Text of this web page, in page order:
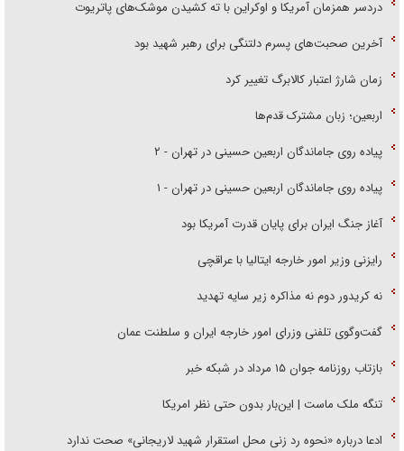
دردسر همزمان آمریکا و اوکراین با ته کشیدن موشک‌های پاتریوت
آخرین صحبت‌های پسرم دلتنگی برای رهبر شهید بود
زمان شارژ اعتبار کالابرگ تغییر کرد
اربعین؛ زبان مشترک قدم‌ها
پیاده روی جاماندگان اربعین حسینی در تهران - ۲
پیاده روی جاماندگان اربعین حسینی در تهران - ۱
آغاز جنگ ایران برای پایان قدرت آمریکا بود
رایزنی وزیر امور خارجه ایتالیا با عراقچی
نه کریدور دوم نه مذاکره زیر سایه تهدید
گفت‌وگوی تلفنی وزرای امور خارجه ایران و سلطنت عمان
بازتاب روزنامه جوان ۱۵ مرداد در شبکه خبر
تنگه ملک ماست | این‌بار بدون حتی نظر امریکا
ادعا درباره «نحوه رد زنی محل استقرار شهید لاریجانی» صحت ندارد